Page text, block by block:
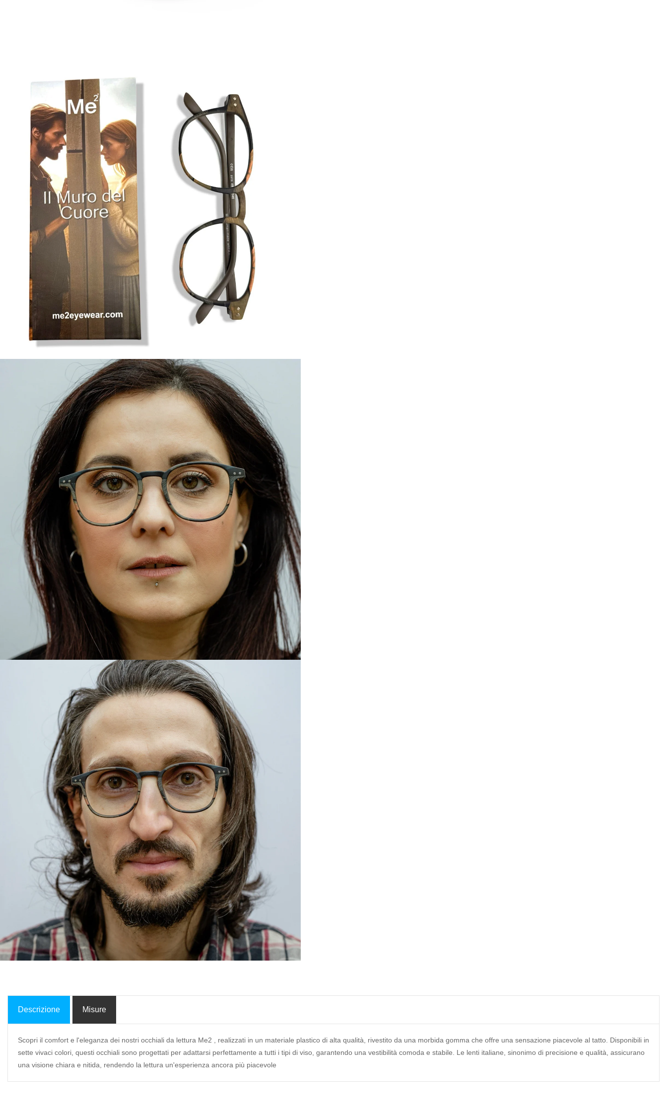
Descrizione Misure
Scopri il comfort e l'eleganza dei nostri occhiali da lettura Me2 , realizzati in un materiale plastico di alta qualità, rivestito da una morbida gomma che offre una sensazione piacevole al tatto. Disponibili in
sette vivaci colori, questi occhiali sono progettati per adattarsi perfettamente a tutti i tipi di viso, garantendo una vestibilità comoda e stabile. Le lenti italiane, sinonimo di precisione e qualità, assicurano
una visione chiara e nitida, rendendo la lettura un'esperienza ancora più piacevole